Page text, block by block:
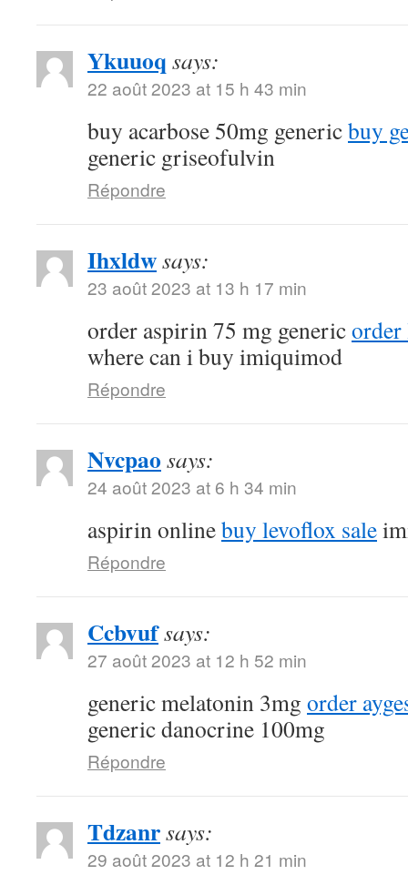
Ykuuoq says:
22 août 2023 at 15 h 43 min
buy acarbose 50mg genericbuy
generic griseofulvin
Répondre
Ihxldwsays:
23 août 2023 at 13 h 17 min
order aspirin 75 mg genericorder
where can i buy imiquimod
Répondre
Nvcpao says:
24 août 2023 at 6 h 34 min
aspirin onlinebuy levoflox sale
Répondre
Ccbvufsays:
27 août 2023 at 12 h 52 min
generic melatonin 3mg order
generic danocrine 100mg
Répondre
Tdzanrsays:
29 août 2023 at 12 h 21 min